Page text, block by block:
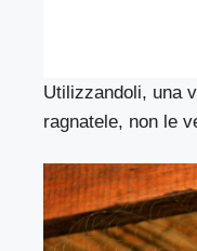
Utilizzandoli, una
ragnatele, non le